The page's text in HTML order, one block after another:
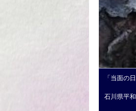
「当面の
石川県平